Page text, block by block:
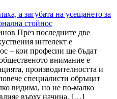
а загубата на усещането за
стойнос
През последните две
интелект е
– кои професии ще бъдат
внимание е
производителността и
специалисти обръщат
видима, но не по-малко
върху начина, […]